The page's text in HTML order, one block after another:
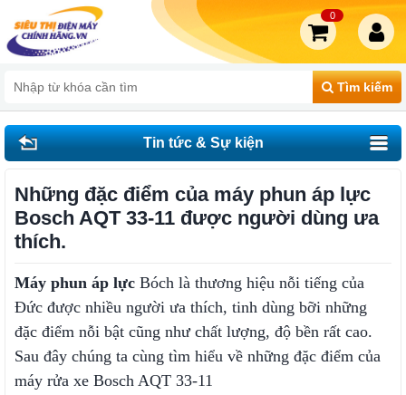
Tìm kiếm
0
Tin tức & Sự kiện
Những đặc điểm của máy phun áp lực
Bosch AQT 33-11 được người dùng ưa
thích.
Máy phun áp lực Bóch là thương hiệu nỗi tiếng của
Đức được nhiều người ưa thích, tinh dùng bỡi những
đặc điểm nỗi bật cũng như chất lượng, độ bền rất cao.
Sau đây chúng ta cùng tìm hiểu về những đặc điểm của
máy rửa xe Bosch AQT 33-11